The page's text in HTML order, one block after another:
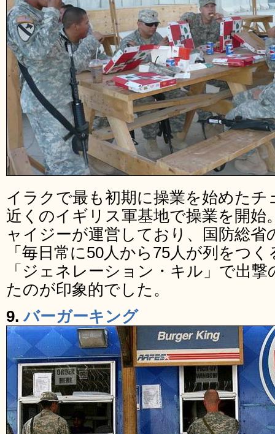
イラクで最も初期に操業を始めた
近くのイギリス軍基地で操業を開始
ャイジーが運営しており、国防総
「毎日常に50人から75人が列をつ
「ジェネレーション・キル」で出
たのが印象的でした。
9. バーガーキング